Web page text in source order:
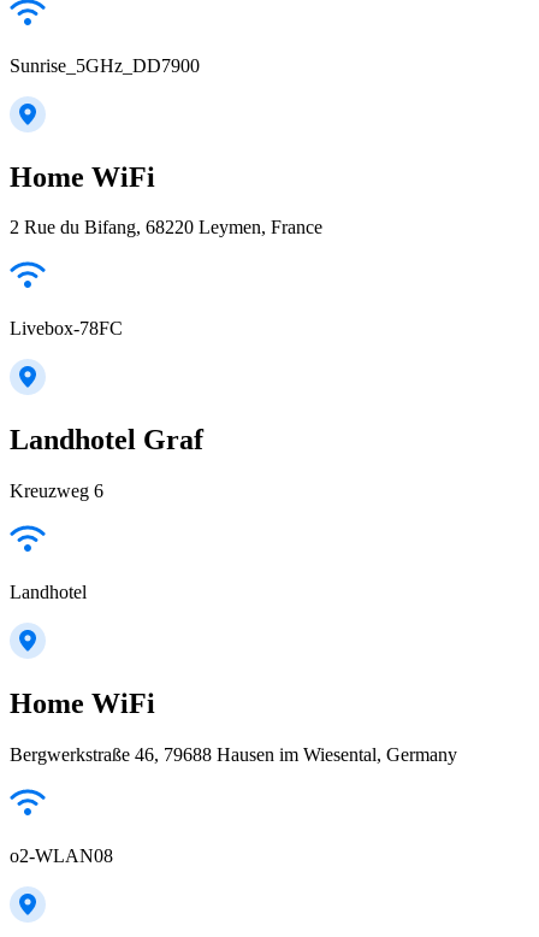
Sunrise_5GHz_DD7900
Home WiFi
2 Rue du Bifang, 68220 Leymen, France
Livebox-78FC
Landhotel Graf
Kreuzweg 6
Landhotel
Home WiFi
Bergwerkstraße 46, 79688 Hausen im Wiesental, Germany
o2-WLAN08